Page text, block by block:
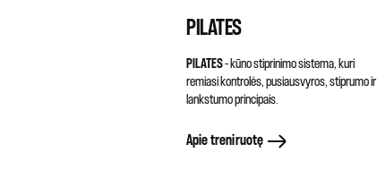
PILATES
PILATES– kūno stiprinimo sistema, kuri
remiasi kontrolės, pusiausvyros, stiprumo ir
lankstumo principais.
Apie treniruotę